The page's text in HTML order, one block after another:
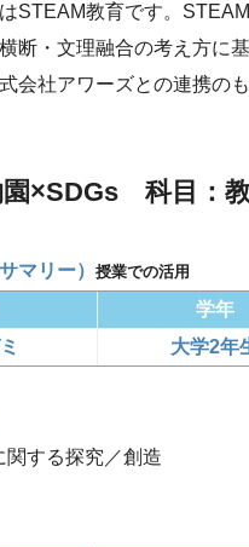
STEAM教育です。
断・文理融合の考え方に
会社アワーズとの連携の
園×SDGs 科目：
マリー） 授業での活用
学年
大学2年
関する探究／創造